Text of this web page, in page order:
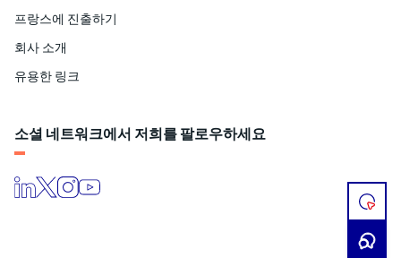
프
로
젝
프랑스에 진출하기
회사 소개
유용한 링크
소셜 네트워크에서 저희를 팔로우하세요